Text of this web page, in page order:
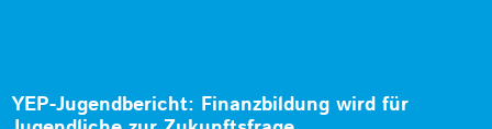
YEP-Jugendbericht: Finanzbildung wird für